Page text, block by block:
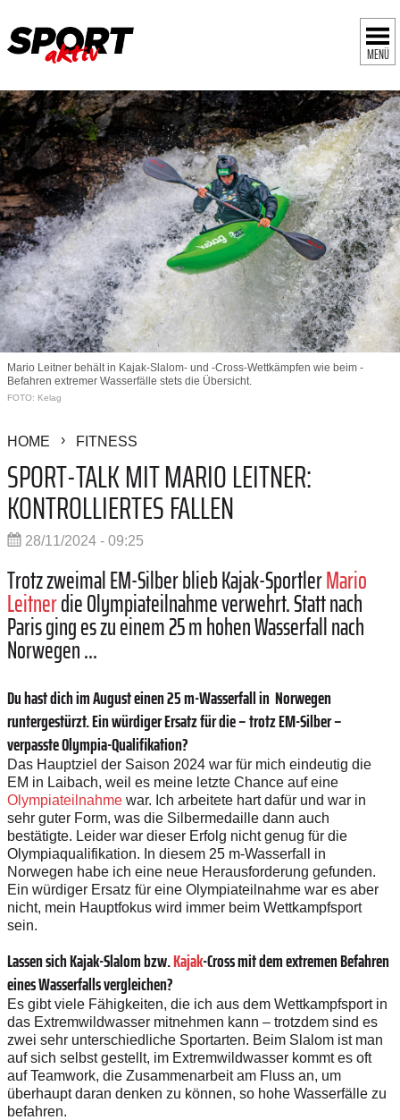
MENÜ
Mario Leitner behält in Kajak-­Slalom- und -Cross-­Wettkämpfen wie beim ­
Befahren extremer Wasserfälle stets die Übersicht.
FOTO: Kelag
HOME FITNESS
SPORT-TALK MIT MARIO LEITNER:
KONTROLLIERTES FALLEN
28/11/2024 - 09:25
Trotz zweimal EM-Silber blieb ­Kajak-SportlerMario
Leitnerdie Olympiateilnahme verwehrt. Statt nach
Paris ging es zu einem 25 m ­hohen Wasserfall nach
Norwegen ...
Du hast dich im August ­einen 25 m-Wasserfall in Norwegen
runtergestürzt. Ein würdiger ­Ersatz für die – trotz EM-Silber –
verpasste Olympia-Qualifikation?
Das Hauptziel der Saison 2024 war für mich eindeutig die
EM in Laibach, weil es meine letzte Chance auf eine
Olympiateilnahme war. Ich arbeitete hart dafür und war in
sehr guter Form, was die Silbermedaille dann auch
bestätigte. Leider war dieser Erfolg nicht genug für die
Olympiaqualifikation. In diesem ­25 m-Wasserfall in
Norwegen habe ich eine neue Herausforderung gefunden.
Ein würdiger Ersatz für eine Olympiateilnahme war es aber
nicht, mein Hauptfokus wird immer beim Wettkampfsport
sein.
Lassen sich Kajak-Slalom bzw.Kajak-Cross mit dem extremen Befahren
eines Wasserfalls vergleichen?
Es gibt viele Fähigkeiten, die ich aus dem Wettkampfsport in
das Extremwildwasser mitnehmen kann – trotzdem sind es
zwei sehr unterschiedliche Sportarten. Beim Slalom ist man
auf sich selbst gestellt, im Extremwildwasser kommt es oft
auf Teamwork, die Zusammenarbeit am Fluss an, um
überhaupt daran denken zu können, so hohe Wasserfälle zu
befahren.